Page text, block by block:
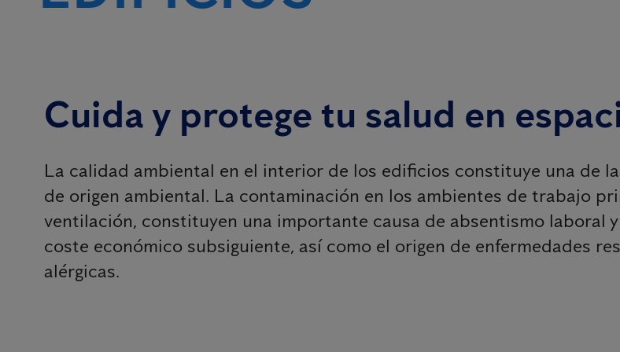
Cuida y protege tu salud en
La calidad ambiental en el interior de los edificios constituye una de
de origen ambiental. La contaminación en los ambientes de trabajo
ventilación, constituyen una importante causa de absentismo laboral
coste económico subsiguiente, así como el origen de enfermedades
alérgicas.